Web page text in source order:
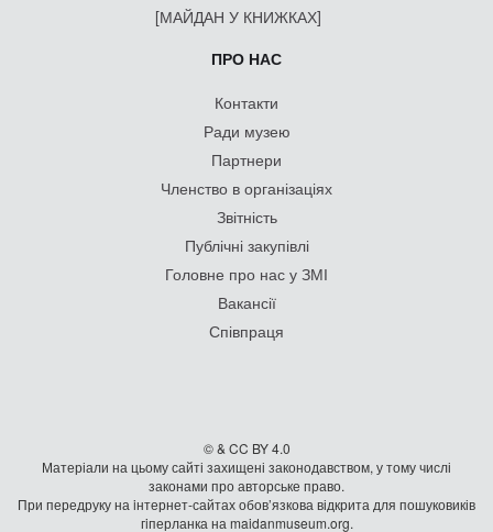
[МАЙДАН У КНИЖКАХ]
ПРО НАС
Контакти
Ради музею
Партнери
Членство в організаціях
Звітність
Публічні закупівлі
Головне про нас у ЗМІ
Вакансії
Співпраця
© & CC BY 4.0
Матеріали на цьому сайті захищені законодавством, у тому числі
законами про авторське право.
При передруку на iнтернет-сайтах обов’язкова відкрита для пошуковиків
гiперланка на maidanmuseum.org.